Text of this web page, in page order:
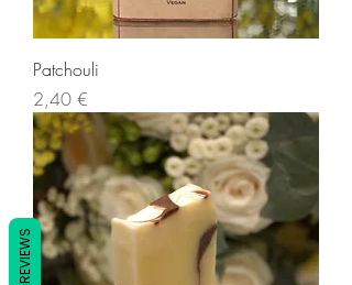
Patchouli
Prix
2,40 €
REVIEWS